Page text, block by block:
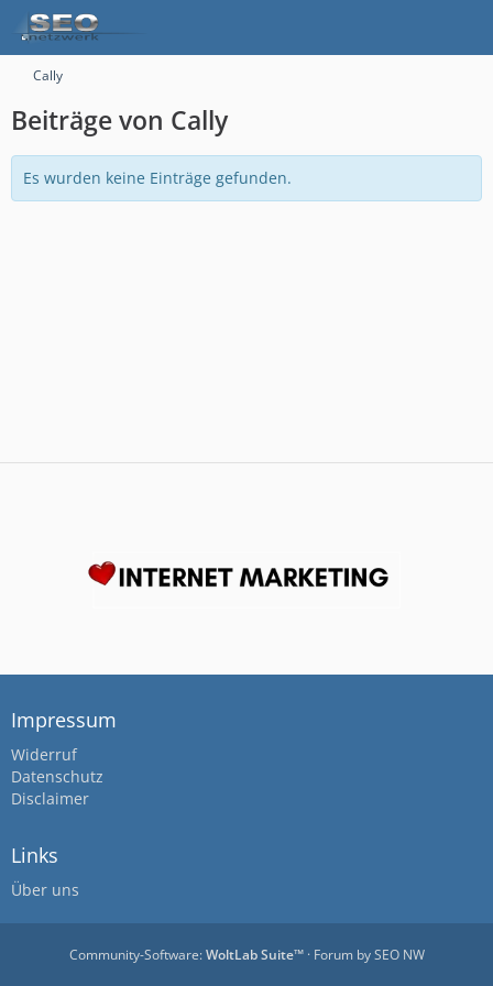
Cally
Beiträge von Cally
Es wurden keine Einträge gefunden.
Impressum
Widerruf
Datenschutz
Disclaimer
Links
Über uns
Community-Software:WoltLab Suite™· Forum bySEO NW